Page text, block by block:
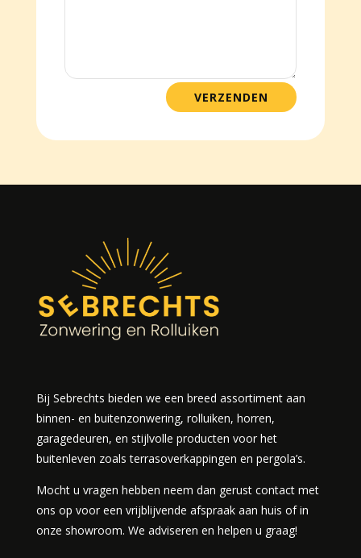
VERZENDEN
Bij Sebrechts bieden we een breed assortiment aan
binnen- en buitenzonwering, rolluiken, horren,
garagedeuren, en stijlvolle producten voor het
buitenleven zoals terrasoverkappingen en pergola’s.
Mocht u vragen hebben neem dan gerust contact met
ons op voor een vrijblijvende afspraak aan huis of in
onze showroom. We adviseren en helpen u graag!